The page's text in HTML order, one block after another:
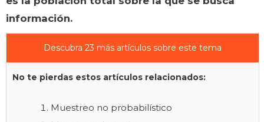
información.
Descubra 23 más artículos sobre este tema
No te pierdas estos artículos relacionados:
Muestreo no probabilístico